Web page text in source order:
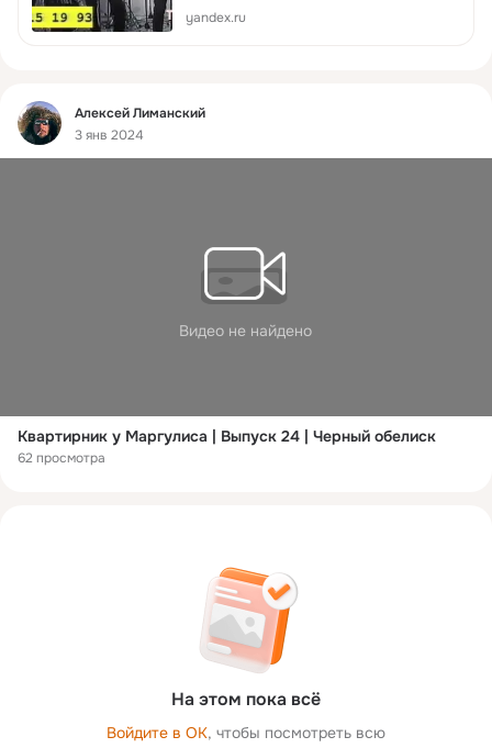
yandex.ru
Фид
Алексей Лиманский
3 янв 2024
Видео не найдено
Квартирник у Маргулиса | Выпуск 24 | Черный обелиск
62 просмотра
На этом пока всё
Войдите в ОК, чтобы посмотреть всю